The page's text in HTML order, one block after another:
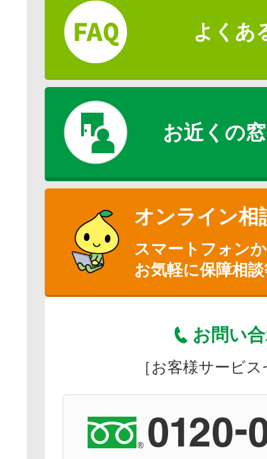
よくあ
お近くの
オンライン相
スマートフォン
お気軽に保障相
お問い
［お客様サービ